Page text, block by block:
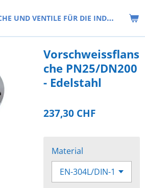
FLANSCHE UND VENTILE FÜR DIE INDUSTRIE
Vorschweissflans
che PN25/DN200
- Edelstahl
237,30 CHF
Material